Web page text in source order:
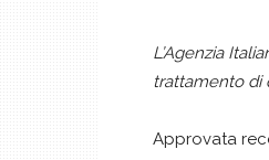
L’Agenzia
trattamento di
Approvata